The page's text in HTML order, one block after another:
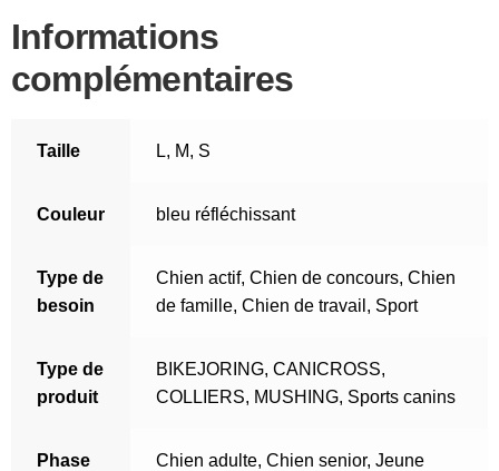
Informations
complémentaires
Taille L, M, S
Couleur bleu réfléchissant
Type de
besoin
Chien actif, Chien de concours, Chien
de famille, Chien de travail , Sport
Type de
produit
BIKEJORING, CANICROSS,
COLLIERS, MUSHING, Sports canins
Phase
Chien adulte, Chien senior, Jeune